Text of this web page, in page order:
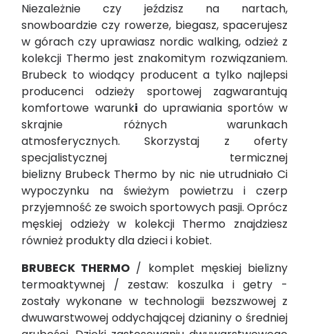
Niezależnie czy jeździsz na nartach,
snowboardzie czy rowerze, biegasz, spacerujesz
w górach czy uprawiasz nordic walking, odzież z
kolekcji Thermo jest znakomitym rozwiązaniem.
Brubeck to wiodący producent a tylko najlepsi
producenci odzieży sportowej zagwarantują
komfortowe warunki do uprawiania sportów w
skrajnie różnych warunkach
atmosferycznych.Skorzystaj z oferty
specjalistycznej termicznej
bielizny Brubeck Thermo by nic nie utrudniało Ci
wypoczynku na świeżym powietrzu i czerp
przyjemność ze swoich sportowych pasji. Oprócz
męskiej odzieży w kolekcji Thermo znajdziesz
również produkty dla dzieci i kobiet.
BRUBECK THERMO / komplet męskiej bielizny
termoaktywnej / zestaw: koszulka i getry -
zostały wykonane w technologii bezszwowej z
dwuwarstwowej oddychającej dzianiny o średniej